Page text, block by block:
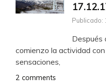
Publicado:
Después
comienzo la actividad
sensaciones,
2 comments